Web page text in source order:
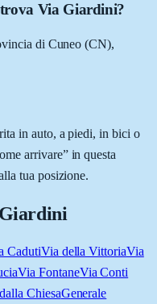
Via Giardini?
di Cuneo (CN),
in auto, a piedi, in bici o
arrivare” in questa
tua posizione.
CadutiVia della VittoriaVia
Via FontaneVia Conti
ChiesaGenerale